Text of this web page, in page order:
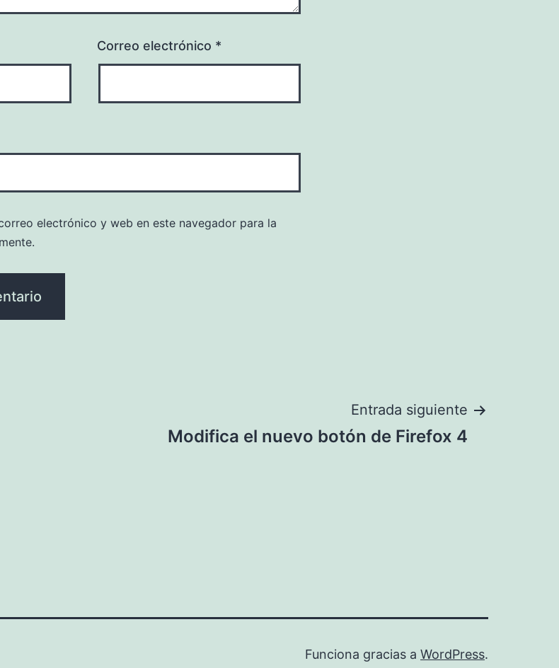
Correo electrónico *
electrónico y web en este navegador para la
Entrada siguiente
Modifica el nuevo botón de Firefox 4
Funciona gracias a WordPress.